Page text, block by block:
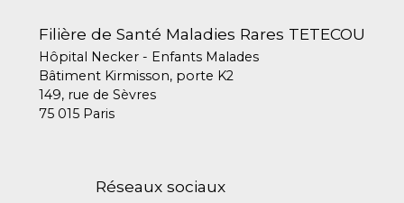
Filière de Santé Maladies Rares TETECOU
Hôpital Necker - Enfants Malades
Bâtiment Kirmisson, porte K2
149, rue de Sèvres
75 015 Paris
Réseaux sociaux